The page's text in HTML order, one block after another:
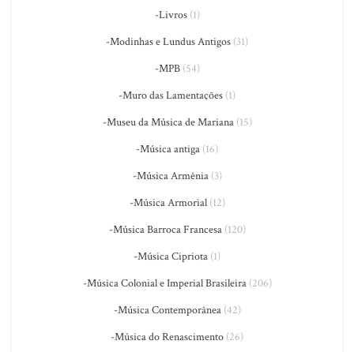
-Livros(1)
-Modinhas e Lundus Antigos (31)
-MPB(54)
-Muro das Lamentações (1)
-Museu da Música de Mariana(15)
-Música antiga (16)
-Música Armênia(3)
-Música Armorial(12)
-Música Barroca Francesa(120)
-Música Cipriota (1)
-Música Colonial e Imperial Brasileira(206)
-Música Contemporânea(42)
-Música do Renascimento (26)